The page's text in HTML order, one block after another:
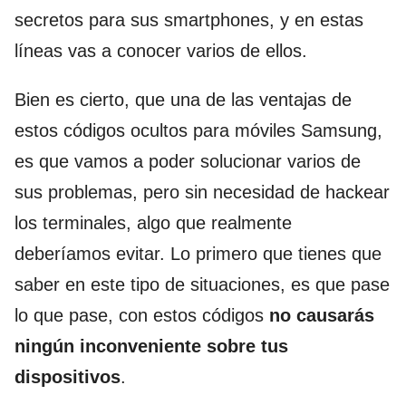
secretos para sus smartphones, y en estas
líneas vas a conocer varios de ellos.
Bien es cierto, que una de las ventajas de
estos códigos ocultos para móviles Samsung,
es que vamos a poder solucionar varios de
sus problemas, pero sin necesidad de hackear
los terminales, algo que realmente
deberíamos evitar. Lo primero que tienes que
saber en este tipo de situaciones, es que pase
lo que pase, con estos códigos no causarás
ningún inconveniente sobre tus
dispositivos.